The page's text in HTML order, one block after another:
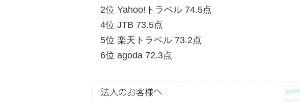
2位 Yahoo!トラベル 74.5点
4位 JTB 73.5点
5位 楽天トラベル 73.2点
6位 agoda 72.3点